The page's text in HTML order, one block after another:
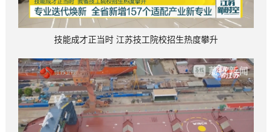
技能成才正当时 江苏技工院校招生热度攀升